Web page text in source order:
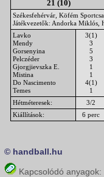
21 (10)
Székesfehérvár, Köfém
Játékvezetők: Andorka Miklós,
Lavko
Mendy
Gorsenyina
Pelczéder
Gjorgjievszka E.
Mistina
Do Nascimento
Temes
3(1)
3
5
3
1
1
4(1)
1
Hétméteresek: 3/2
Kiállítások:
6 perc
© handball.hu
Kapcsolódó anyagok: